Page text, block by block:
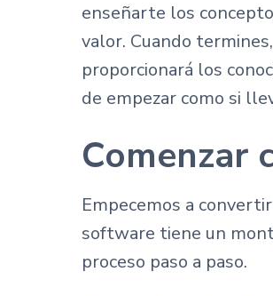
enseñarte los
valor. Cuando
proporcionará los
de empezar como si
Comenzar
Empecemos a
software tiene un
proceso paso a paso.